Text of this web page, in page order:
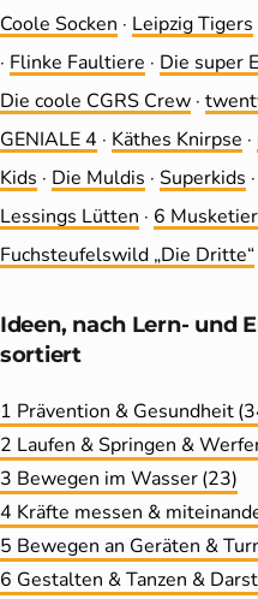
Coole Socken · Leip­zig Tigers
· Flinke Faultiere · Die super
Die coole CGRS Crew ·
GENIALE 4 · Käthes Knirpse ·
Kids · Die Muldis · Superkids ·
Lessings Lütten · 6
Fuchsteufelswild „Die Dritte“
Ideen, nach Lern- und
sortiert
1 Prävention & Gesundheit
2 Laufen & Springen &
3 Bewegen im Wasser(23)
4 Kräfte messen &
5 Bewegen an Geräten &
6 Gestalten & Tanzen &